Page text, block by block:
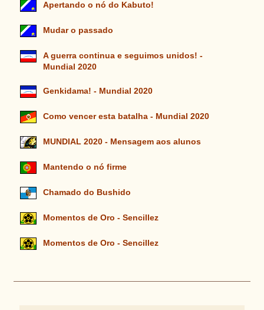
Apertando o nó do Kabuto!
Mudar o passado
A guerra continua e seguimos unidos! -
Mundial 2020
Genkidama! - Mundial 2020
Como vencer esta batalha - Mundial 2020
MUNDIAL 2020 - Mensagem aos alunos
Mantendo o nó firme
Chamado do Bushido
Momentos de Oro - Sencillez
Momentos de Oro - Sencillez